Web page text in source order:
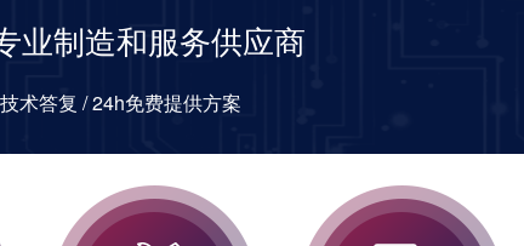
业制造和服务供应商
术答复 / 24h免费提供方案